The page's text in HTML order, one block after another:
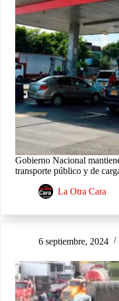
Gobierno Nacional
transporte público y de
La Otra Cara
6 septiembre, 2024